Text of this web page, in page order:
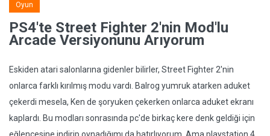
Oyun
PS4'te Street Fighter 2'nin Mod'lu
Arcade Versiyonunu Arıyorum
Eskiden atari salonlarına gidenler bilirler, Street Fighter 2'nin
onlarca farklı kırılmış modu vardı. Balrog yumruk atarken aduket
çekerdi mesela, Ken de şoryuken çekerken onlarca aduket ekranı
kaplardı. Bu modları sonrasında pc'de birkaç kere denk geldiği için